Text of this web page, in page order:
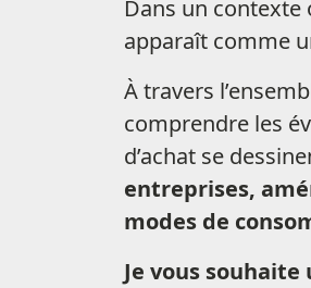
Dans un
apparaît comme
À travers
comprendre les
d’achat se
entreprises,
modes de
Je vous